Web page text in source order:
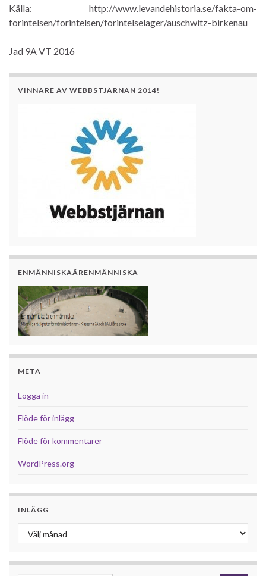
Källa: http://www.levandehistoria.se/fakta-om-
forintelsen/forintelsen/forintelselager/auschwitz-birkenau
Jad 9A VT 2016
VINNARE AV WEBBSTJÄRNAN 2014!
ENMÄNNISKAÄRENMÄNNISKA
META
Logga in
Flöde för inlägg
Flöde för kommentarer
WordPress.org
INLÄGG
Inlägg